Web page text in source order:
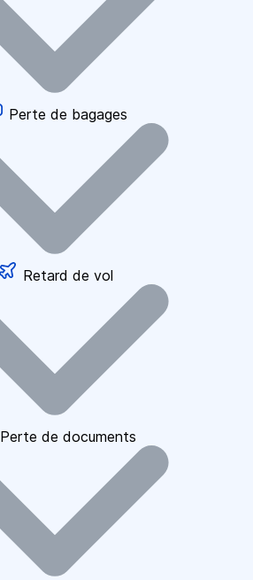
Perte de bagages
Retard de vol
Perte de documents